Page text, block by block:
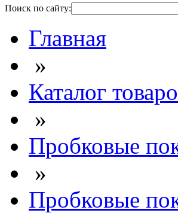
Поиск по сайту:
Главная
»
Каталог
»
Пробковые
»
Пробковые